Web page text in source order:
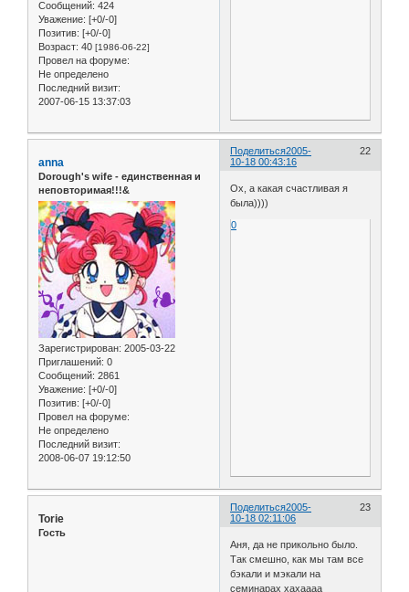
Сообщений: 424
Уважение: [+0/-0]
Позитив: [+0/-0]
Возраст: 40 [1986-06-22]
Провел на форуме:
Не определено
Последний визит:
2007-06-15 13:37:03
Поделиться 22
2005-
10-18 00:43:16
anna
Dorough's wife - единственная и
неповторимая!!!&
Зарегистрирован: 2005-03-22
Приглашений: 0
Сообщений: 2861
Уважение: [+0/-0]
Позитив: [+0/-0]
Провел на форуме:
Не определено
Последний визит:
2008-06-07 19:12:50
Ох, а какая счастливая я
была))))
0
Поделиться 23
2005-
10-18 02:11:06
Torie
Гость
Аня, да не прикольно было.
Так смешно, как мы там все
бэкали и мэкали на
семинарах хахаааа